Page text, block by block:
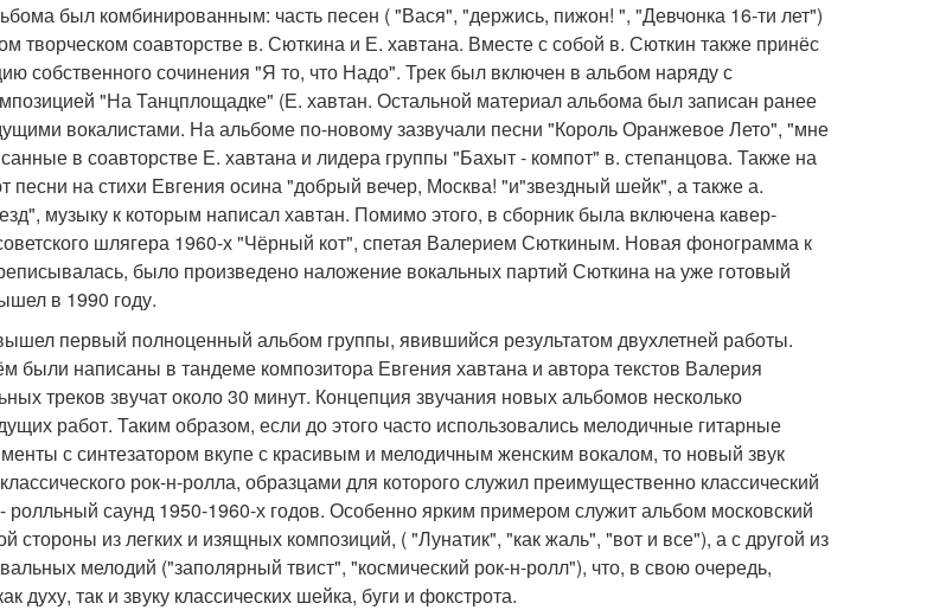
был комбинированным: часть песен ( "Вася", "держись, пижон! ", "Девчонка 16-ти лет")
творческом соавторстве в. Сюткина и Е. хавтана. Вместе с собой в. Сюткин также принёс
собственного сочинения "Я то, что Надо". Трек был включен в альбом наряду с
"На Танцплощадке" (Е. хавтан. Остальной материал альбома был записан ранее
вокалистами. На альбоме по-новому зазвучали песни "Король Оранжевое Лето", "мне
в соавторстве Е. хавтана и лидера группы "Бахыт - компот" в. степанцова. Также на
песни на стихи Евгения осина "добрый вечер, Москва! "и"звездный шейк", а также а.
музыку к которым написал хавтан. Помимо этого, в сборник была включена кавер-
шлягера 1960-х "Чёрный кот", спетая Валерием Сюткиным. Новая фонограмма к
было произведено наложение вокальных партий Сюткина на уже готовый
в 1990 году.
первый полноценный альбом группы, явившийся результатом двухлетней работы.
были написаны в тандеме композитора Евгения хавтана и автора текстов Валерия
треков звучат около 30 минут. Концепция звучания новых альбомов несколько
работ. Таким образом, если до этого часто использовались мелодичные гитарные
с синтезатором вкупе с красивым и мелодичным женским вокалом, то новый звук
рок-н-ролла, образцами для которого служил преимущественно классический
ролльный саунд 1950-1960-х годов. Особенно ярким примером служит альбом московский
стороны из легких и изящных композиций, ( "Лунатик", "как жаль", "вот и все"), а с другой из
мелодий ("заполярный твист", "космический рок-н-ролл"), что, в свою очередь,
духу, так и звуку классических шейка, буги и фокстрота.